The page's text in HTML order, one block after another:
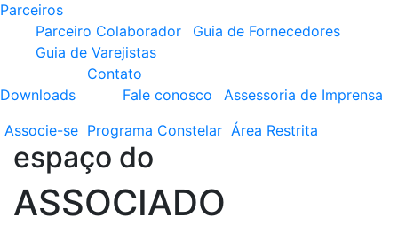
Parceiros
Parceiro Colaborador
Guia de Fornecedores
Guia de Varejistas
Downloads
Contato
Fale conosco
Assessoria de Imprensa
Associe-se Programa Constelar Área Restrita
espaço do
ASSOCIADO